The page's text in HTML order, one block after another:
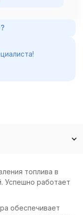
топлива в
Успешно работает
обеспечивает